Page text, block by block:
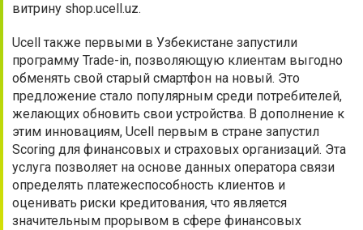
витрину shop.ucell.uz.
Ucell также первыми в Узбекистане запустили
программу Trade-in, позволяющую клиентам выгодно
обменять свой старый смартфон на новый. Это
предложение стало популярным среди потребителей,
желающих обновить свои устройства. В дополнение к
этим инновациям, Ucell первым в стране запустил
Scoring для финансовых и страховых организаций. Эта
услуга позволяет на основе данных оператора связи
определять платежеспособность клиентов и
оценивать риски кредитования, что является
значительным прорывом в сфере финансовых